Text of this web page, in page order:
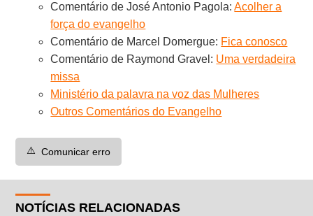
Comentário de José Antonio Pagola:Acolher a
força do evangelho
Comentário de Marcel Domergue: Fica conosco
Comentário de Raymond Gravel: Uma verdadeira
missa
Ministério da palavra na voz das Mulheres
Outros Comentários do Evangelho
⚠️ Comunicar erro
NOTÍCIAS RELACIONADAS